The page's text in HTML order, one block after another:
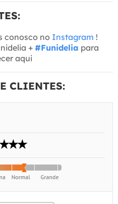
conosco no Instagram !
+ #Funidelia para
aqui
CLIENTES: